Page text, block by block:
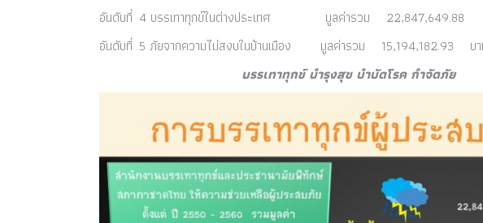
อันดับที่ 4 บรรเทาทุกข์ในต่างประเทศ มูลค่ารวม 22,847,649.88
อันดับที่ 5 ภัยจากความไม่สงบในบ้านเมือง มูลค่ารวม 15,194,182.93 บ
บรรเทาทุกข์ บำรุงสุข บำบัดโรค กำจัดภัย